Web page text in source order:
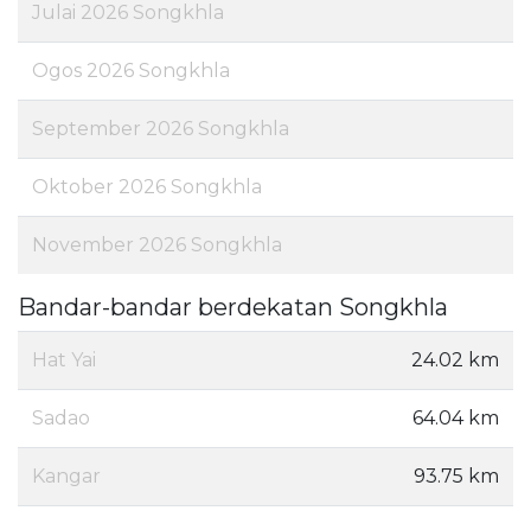
Julai 2026 Songkhla
Ogos 2026 Songkhla
September 2026 Songkhla
Oktober 2026 Songkhla
November 2026 Songkhla
Bandar-bandar berdekatan Songkhla
Hat Yai 24.02 km
Sadao 64.04 km
Kangar 93.75 km